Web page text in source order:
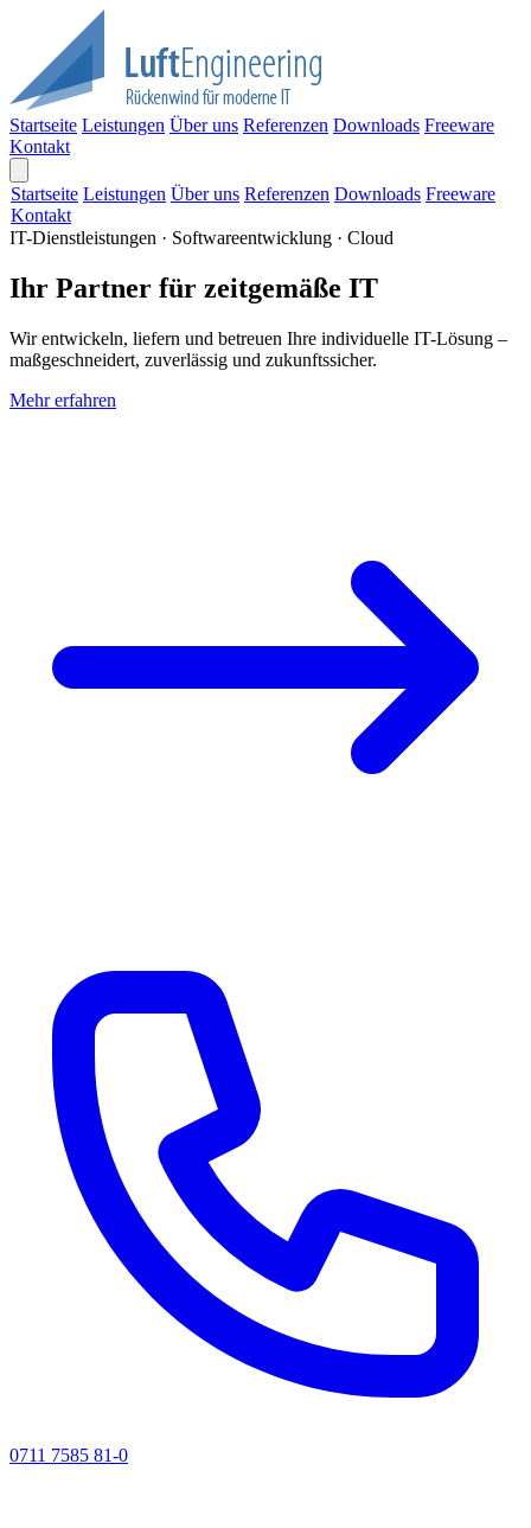
Startseite Leistungen Über uns Referenzen Downloads Freeware
Kontakt
Startseite Leistungen Über uns Referenzen Downloads Freeware
Kontakt
IT-Dienstleistungen · Softwareentwicklung · Cloud
Ihr Partner für zeitgemäße IT
Wir entwickeln, liefern und betreuen Ihre individuelle IT-Lösung –
maßgeschneidert, zuverlässig und zukunftssicher.
Mehr erfahren
0711 7585 81-0